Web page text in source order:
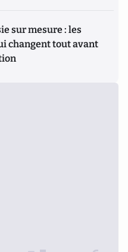
sur mesure : les
changent tout avant